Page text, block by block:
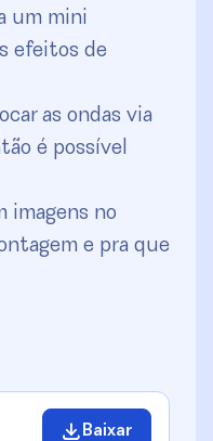
um mini
efeitos de
as ondas via
é possível
imagens no
e pra que
Baixar